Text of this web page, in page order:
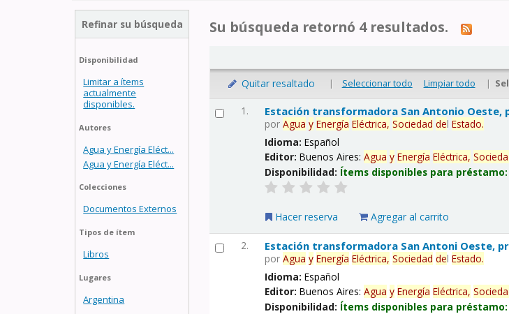
Refinar su búsqueda
Disponibilidad
Limitar a ítems
actualmente
disponibles.
Autores
Agua y Energía Eléct...
Agua y Energía Eléct...
Colecciones
Documentos Externos
Tipos de ítem
Libros
Lugares
Argentina
Su búsqueda retornó 4 resultados.
Quitar resaltado | Seleccionar todo Limpiar todo |
1. Estación transformadora San Antonio Oeste,
porAgua y Energía Eléctrica, Sociedad delEstado.
Idioma:Español
Editor:Buenos Aires:Agua y Energía Eléctrica,
Disponibilidad: Ítems disponibles para
Hacer reserva Agregar al carrito
2. Estación transformadora San Antoni Oeste,
porAgua y Energía Eléctrica, Sociedad delEstado.
Idioma:Español
Editor:Buenos Aires:Agua y Energía Eléctrica,
Disponibilidad: Ítems disponibles para